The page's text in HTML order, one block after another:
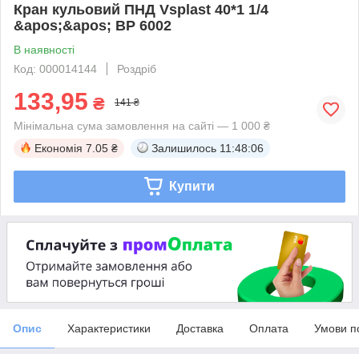
Кран кульовий ПНД Vsplast 40*1 1/4
&apos;&apos; ВР 6002
В наявності
Код: 000014144
Роздріб
133,95 ₴ 141 ₴
Мінімальна сума замовлення на сайті — 1 000 ₴
Економія 7.05 ₴ Залишилось 11:48:06
Купити
Опис Характеристики Доставка Оплата Умови